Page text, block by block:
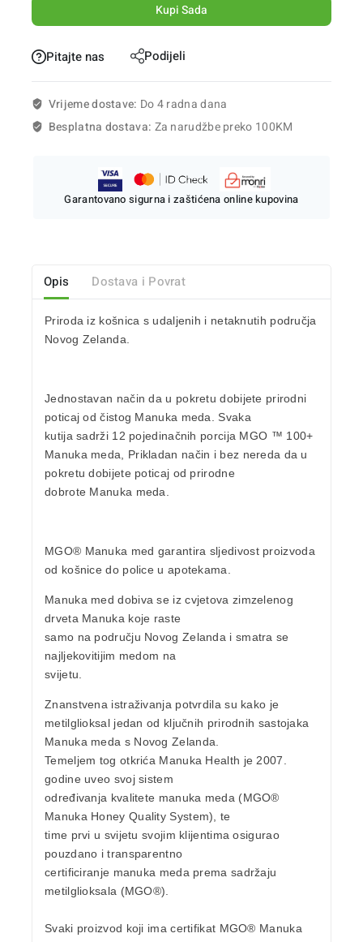
Kupi Sada
Pitajte nas Podijeli
Vrijeme dostave: Do 4 radna dana
Besplatna dostava: Za narudžbe preko 100KM
Garantovano sigurna i zaštićena online kupovina
Opis Dostava i Povrat
Priroda iz košnica s udaljenih i netaknutih područja
Novog Zelanda.
Jednostavan način da u pokretu dobijete prirodni
poticaj od čistog Manuka meda. Svaka
kutija sadrži12 pojedinačnih porcija MGO ™ 100+
Manuka meda, Prikladan način i bez nereda da u
pokretu dobijete poticaj od prirodne
dobrote Manuka meda.
MGO® Manuka med garantira sljedivost proizvoda
od košnice do police u apotekama.
Manuka med dobiva se iz cvjetova zimzelenog
drveta Manukakoje raste
samo na području Novog Zelanda i smatra se
najljekovitijim medom na
svijetu.
Znanstvena istraživanja potvrdila su kako je
metilglioksaljedan od ključnih prirodnih sastojaka
Manuka meda s Novog Zelanda.
Temeljem tog otkrića Manuka Health je 2007.
godine uveo svoj sistem
određivanja kvalitete manuka meda (MGO®
Manuka Honey Quality System), te
time prvi u svijetu svojim klijentima osigurao
pouzdano i transparentno
certificiranje manuka meda prema sadržaju
metilglioksala (MGO®).
Svaki proizvod koji imacertifikat MGO® Manuka